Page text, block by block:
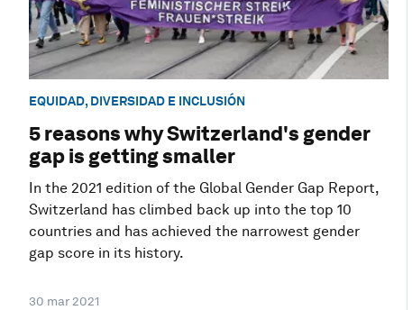
EQUIDAD, DIVERSIDAD E INCLUSIÓN
5 reasons why Switzerland's gender
gap is getting smaller
In the 2021 edition of the Global Gender Gap Report,
Switzerland has climbed back up into the top 10
countries and has achieved the narrowest gender
gap score in its history.
30 mar 2021